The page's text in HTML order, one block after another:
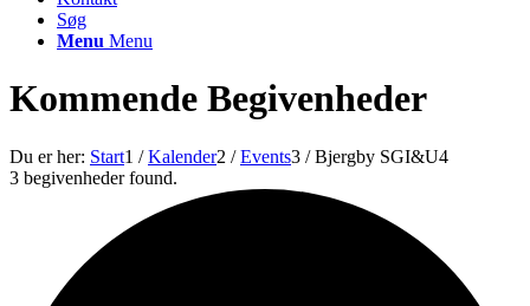
Søg
Menu Menu
Kommende Begivenheder
Du er her: Start1 / Kalender2 / Events3 / Bjergby SGI&U4
3 begivenheder found.